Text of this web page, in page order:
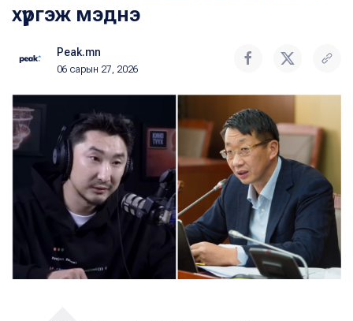
хүргэж мэднэ
Peak.mn
06 сарын 27, 2026